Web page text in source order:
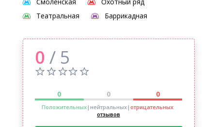
Театральная
Баррикадная
0 / 5
0 0 0
Положительных|нейтральных| отрицательных
отзывов